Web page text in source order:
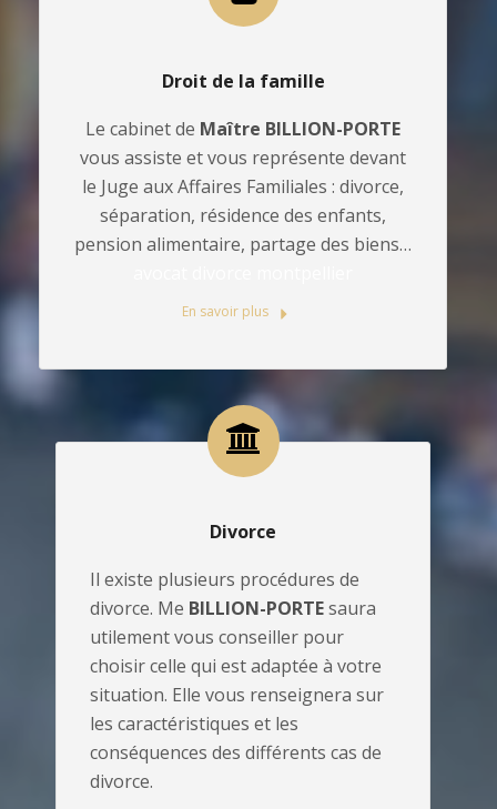
Droit de la famille
Le cabinet de Maître BILLION-PORTE
vous assiste et vous représente devant
le Juge aux Affaires Familiales : divorce,
séparation, résidence des enfants,
pension alimentaire, partage des biens…
En savoir plus
Divorce
Il existe plusieurs procédures de
divorce. Me BILLION-PORTEsaura
utilement vous conseiller pour
choisir celle qui est adaptée à votre
situation. Elle vous renseignera sur
les caractéristiques et les
conséquences des différents cas de
divorce.